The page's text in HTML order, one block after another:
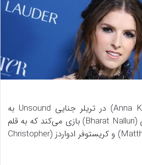
آنا کندریک (Anna Kendrick) در‌ تریلر جنایی Unsound به
کارگردانی بارات نالوری (Bharat Nalluri) بازی می‌کند که به قلم
متیو راس (Matthew Ross) و کریستوفر ادواردز (Christopher